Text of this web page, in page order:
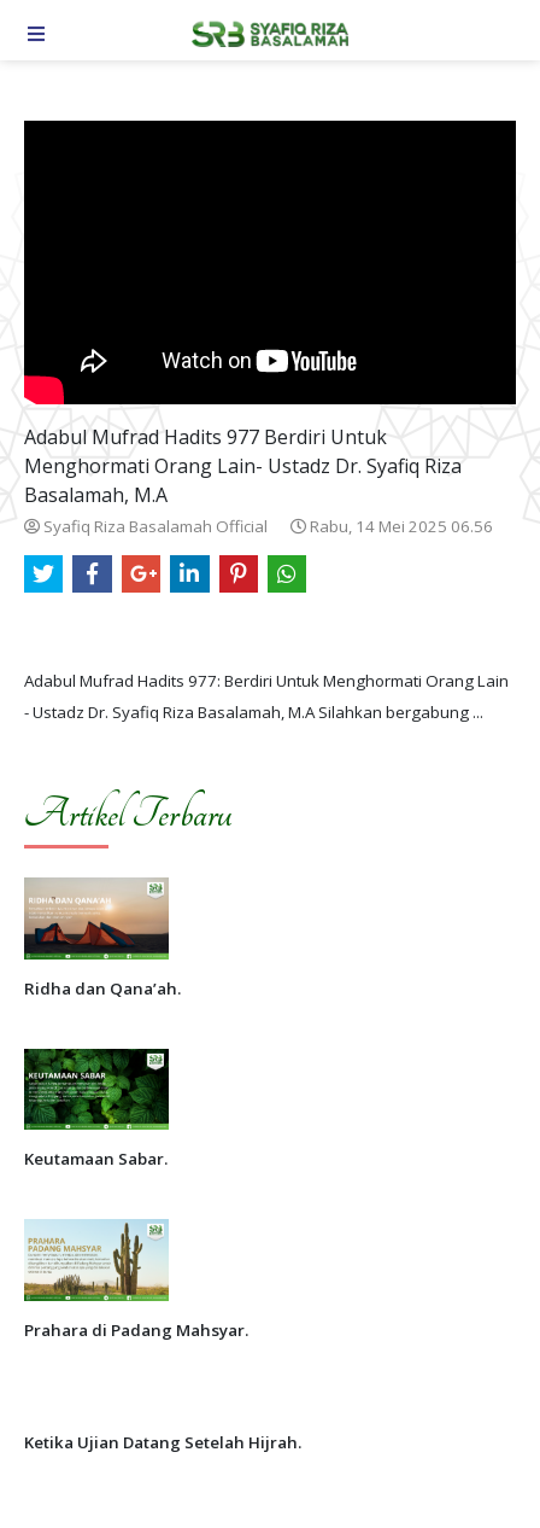
TOGGLE NAVIGATION
Adabul Mufrad Hadits 977 Berdiri Untuk
Menghormati Orang Lain- Ustadz Dr. Syafiq Riza
Basalamah, M.A
Syafiq Riza Basalamah Official Rabu, 14 Mei 2025 06.56
Adabul Mufrad Hadits 977: Berdiri Untuk Menghormati Orang Lain
Artikel Terbaru
Ridha dan Qana’ah.
Keutamaan Sabar.
Prahara di Padang Mahsyar.
Ketika Ujian Datang Setelah Hijrah.